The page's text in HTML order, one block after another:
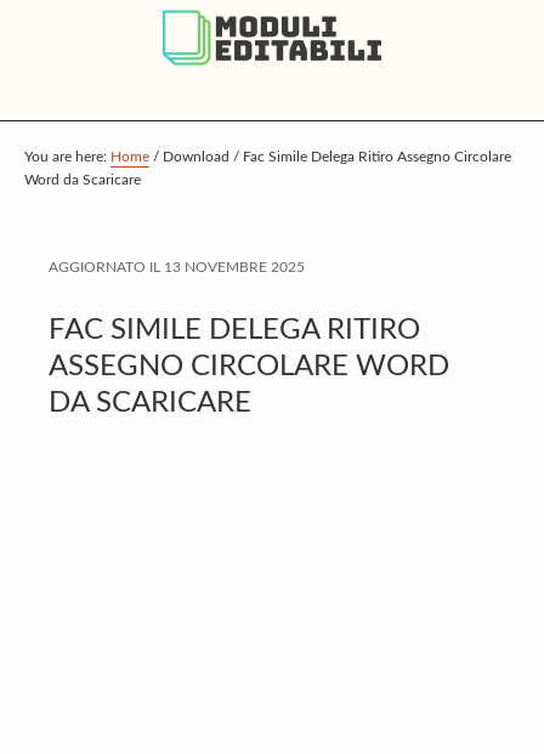
p
t
a
n
c
o
p
t
r
m
a
r
p
t
o
t
e
r
You are here: Home / Download / Fac Simile Delega Ritiro Assegno Circolare
Word da Scaricare
AGGIORNATO IL 13 NOVEMBRE 2025
FAC SIMILE DELEGA RITIRO
ASSEGNO CIRCOLARE WORD
DA SCARICARE